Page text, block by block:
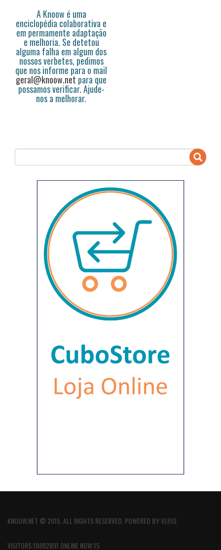
A Knoow é uma
enciclopédia colaborativa e
em permamente adaptação
e melhoria. Se detetou
alguma falha em algum dos
nossos verbetes, pedimos
que nos informe para o mail
geral@knoow.net para que
possamos verificar. Ajude-
nos a melhorar.
KNOOW.NET © 2015. ALL RIGHTS RESERVED. POWERED BYVERSE
VISITORS:18882891 ONLINE NOW:15